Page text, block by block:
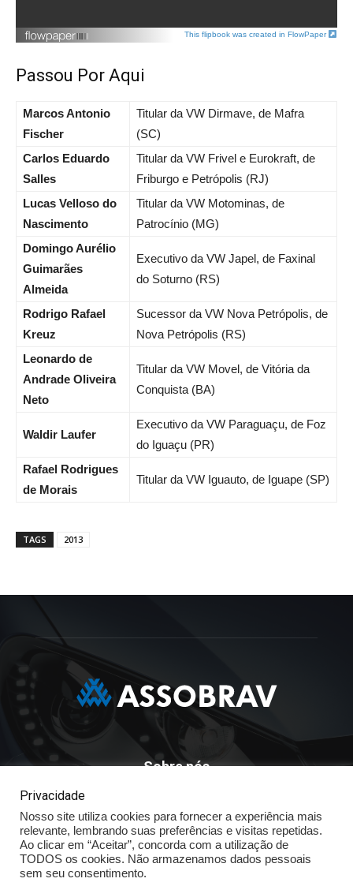
This flipbook was created in FlowPaper
Passou Por Aqui
Marcos Antonio
Fischer
Titular da VW Dirmave, de Mafra
(SC)
Carlos Eduardo
Salles
Titular da VW Frivel e Eurokraft, de
Friburgo e Petrópolis (RJ)
Lucas Velloso do
Nascimento
Titular da VW Motominas, de
Patrocínio (MG)
Domingo Aurélio
Guimarães
Almeida
Executivo da VW Japel, de Faxinal
do Soturno (RS)
Rodrigo Rafael
Kreuz
Sucessor da VW Nova Petrópolis, de
Nova Petrópolis (RS)
Leonardo de
Andrade Oliveira
Neto
Titular da VW Movel, de Vitória da
Conquista (BA)
Waldir Laufer
Executivo da VW Paraguaçu, de Foz
do Iguaçu (PR)
Rafael Rodrigues
de Morais
Titular da VW Iguauto, de Iguape (SP)
TAGS 2013
Sobre nós
ASSOBRAV - Associação Brasileira Dos Distribuidores
Volkswagen
Av. José Maria Whitaker n° 603 - Mirandópolis - São Paulo - SP
- CEP: 04057.900 - Fone: (11) - 5078.5400
Privacidade
Nosso site utiliza cookies para fornecer a experiência mais
relevante, lembrando suas preferências e visitas repetidas.
Ao clicar em “Aceitar”, concorda com a utilização de
TODOS os cookies. Não armazenamos dados pessoais
sem seu consentimento.